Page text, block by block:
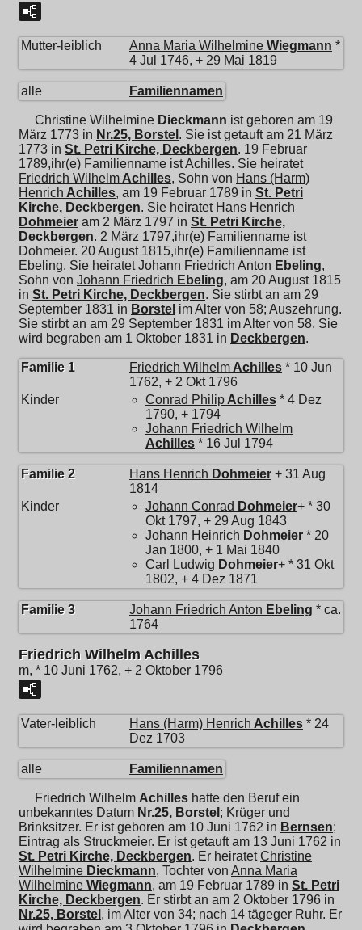
Mutter-leiblich Anna Maria Wilhelmine Wiegmann *
4 Jul 1746, + 29 Mai 1819
alle Familiennamen
Christine Wilhelmine Dieckmann ist geboren am 19
März 1773 in Nr.25, Borstel . Sie ist getauft am 21 März
1773 in St. Petri Kirche, Deckbergen. 19 Februar
1789,ihr(e) Familienname ist Achilles. Sie heiratet
Friedrich Wilhelm Achilles, Sohn von Hans (Harm)
Henrich Achilles, am 19 Februar 1789 in St. Petri
Kirche, Deckbergen. Sie heiratet Hans Henrich
Dohmeier am 2 März 1797 in St. Petri Kirche,
Deckbergen. 2 März 1797,ihr(e) Familienname ist
Dohmeier. 20 August 1815,ihr(e) Familienname ist
Ebeling. Sie heiratetJohann Friedrich Anton Ebeling,
Sohn von Johann Friedrich Ebeling, am 20 August 1815
in St. Petri Kirche, Deckbergen. Sie stirbt an am 29
September 1831 in Borstel im Alter von 58; Auszehrung.
Sie stirbt an am 29 September 1831 im Alter von 58. Sie
wird begraben am 1 Oktober 1831 in Deckbergen.
Familie 1 Friedrich Wilhelm Achilles * 10 Jun
1762, + 2 Okt 1796
Kinder
Conrad Philip Achilles * 4 Dez
1790, + 1794
Johann Friedrich Wilhelm
Achilles * 16 Jul 1794
Familie 2 Hans Henrich Dohmeier + 31 Aug
1814
Kinder
Johann Conrad Dohmeier+ * 30
Okt 1797, + 29 Aug 1843
Johann Heinrich Dohmeier * 20
Jan 1800, + 1 Mai 1840
Carl Ludwig Dohmeier+ * 31 Okt
1802, + 4 Dez 1871
Familie 3 Johann Friedrich Anton Ebeling * ca.
1764
Friedrich Wilhelm Achilles
m, * 10 Juni 1762, + 2 Oktober 1796
Vater-leiblich Hans (Harm) Henrich Achilles * 24
Dez 1703
alle Familiennamen
Friedrich Wilhelm Achilles hatte den Beruf ein
unbekanntes Datum Nr.25, Borstel ; Krüger und
Brinksitzer. Er ist geboren am 10 Juni 1762 in Bernsen;
Eintrag als Struckmeier. Er ist getauft am 13 Juni 1762 in
St. Petri Kirche, Deckbergen. Er heiratetChristine
Wilhelmine Dieckmann, Tochter von Anna Maria
Wilhelmine Wiegmann, am 19 Februar 1789 in St. Petri
Kirche, Deckbergen. Er stirbt an am 2 Oktober 1796 in
Nr.25, Borstel , im Alter von 34; nach 14 tägeger Ruhr. Er